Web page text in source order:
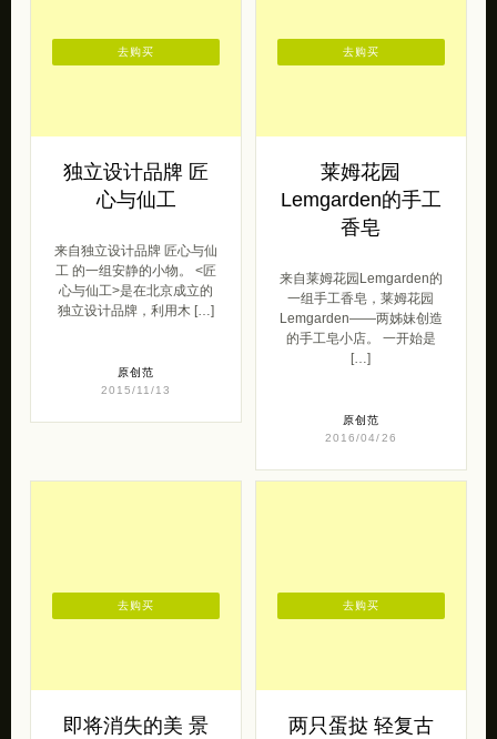
独立设计品牌 匠
心与仙工
来自独立设计品牌 匠心与仙
工 的一组安静的小物。 <匠
心与仙工>是在北京成立的
独立设计品牌，利用木 […]
原创范
2015/11/13
去购买
莱姆花园
Lemgarden的手工
香皂
来自莱姆花园Lemgarden的
一组手工香皂，莱姆花园
Lemgarden——两姊妹创造
的手工皂小店。 一开始是
[…]
原创范
2016/04/26
去购买
即将消失的美 景
去购买
两只蛋挞 轻复古
去购买